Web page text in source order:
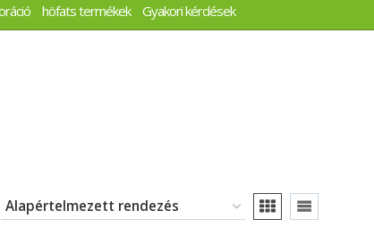
höfats termékek Gyakori kérdések